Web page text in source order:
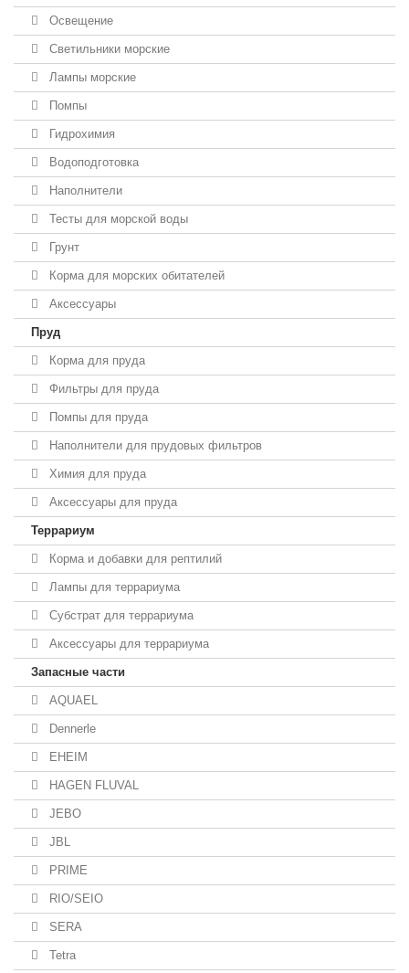
Освещение
Светильники морские
Лампы морские
Помпы
Гидрохимия
Водоподготовка
Наполнители
Тесты для морской воды
Грунт
Корма для морских обитателей
Аксессуары
Пруд
Корма для пруда
Фильтры для пруда
Помпы для пруда
Наполнители для прудовых фильтров
Химия для пруда
Аксессуары для пруда
Террариум
Корма и добавки для рептилий
Лампы для террариума
Субстрат для террариума
Аксессуары для террариума
Запасные части
AQUAEL
Dennerle
EHEIM
HAGEN FLUVAL
JEBO
JBL
PRIME
RIO/SEIO
SERA
Tetra